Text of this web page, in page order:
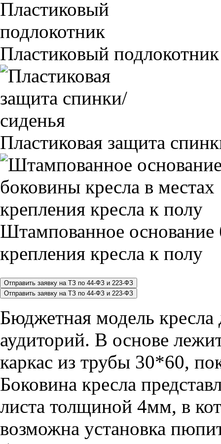
Пластиковый подлокотник
Пластиковая защита
Штампованное основание
крепления кресла к полу
Бюджетная модель кресла
аудиторий. В основе
каркас из трубы 30*60,
Боковина кресла
листа толщиной 4мм, в
возможна установка